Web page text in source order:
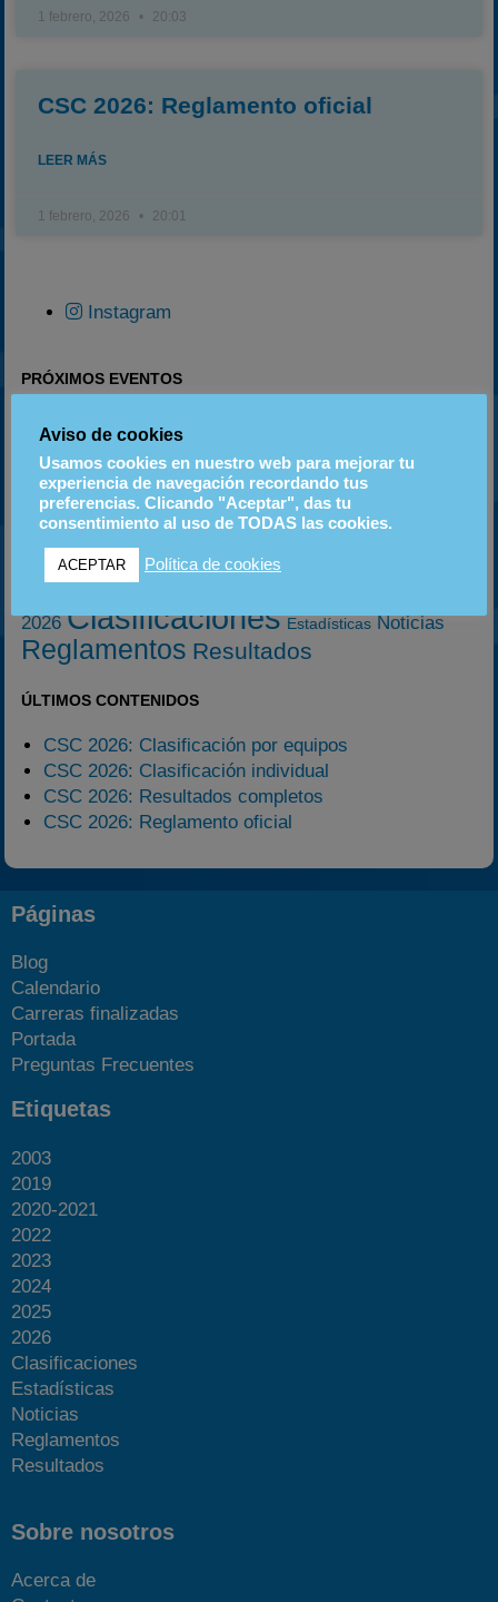
1 febrero, 2026 20:03
CSC 2026: Reglamento oficial
LEER MÁS
1 febrero, 2026 20:01
Instagram
PRÓXIMOS EVENTOS
06
SEP
20 18
ETIQUETAS
2020-2021 2023
2026 Clasificaciones Estadísticas Noticias
Reglamentos Resultados
ÚLTIMOS CONTENIDOS
CSC 2026: Clasificación por equipos
CSC 2026: Clasificación individual
CSC 2026: Resultados completos
CSC 2026: Reglamento oficial
Páginas
Blog
Calendario
Carreras finalizadas
Portada
Preguntas Frecuentes
Etiquetas
2003
2019
2020-2021
2022
2023
2024
2025
2026
Clasificaciones
Estadísticas
Noticias
Reglamentos
Resultados
Sobre nosotros
Acerca de
Aviso de cookies
Usamos cookies en nuestro web para mejorar tu
experiencia de navegación recordando tus
preferencias. Clicando "Aceptar", das tu
consentimiento al uso de TODAS las cookies.
ACEPTAR Política de cookies